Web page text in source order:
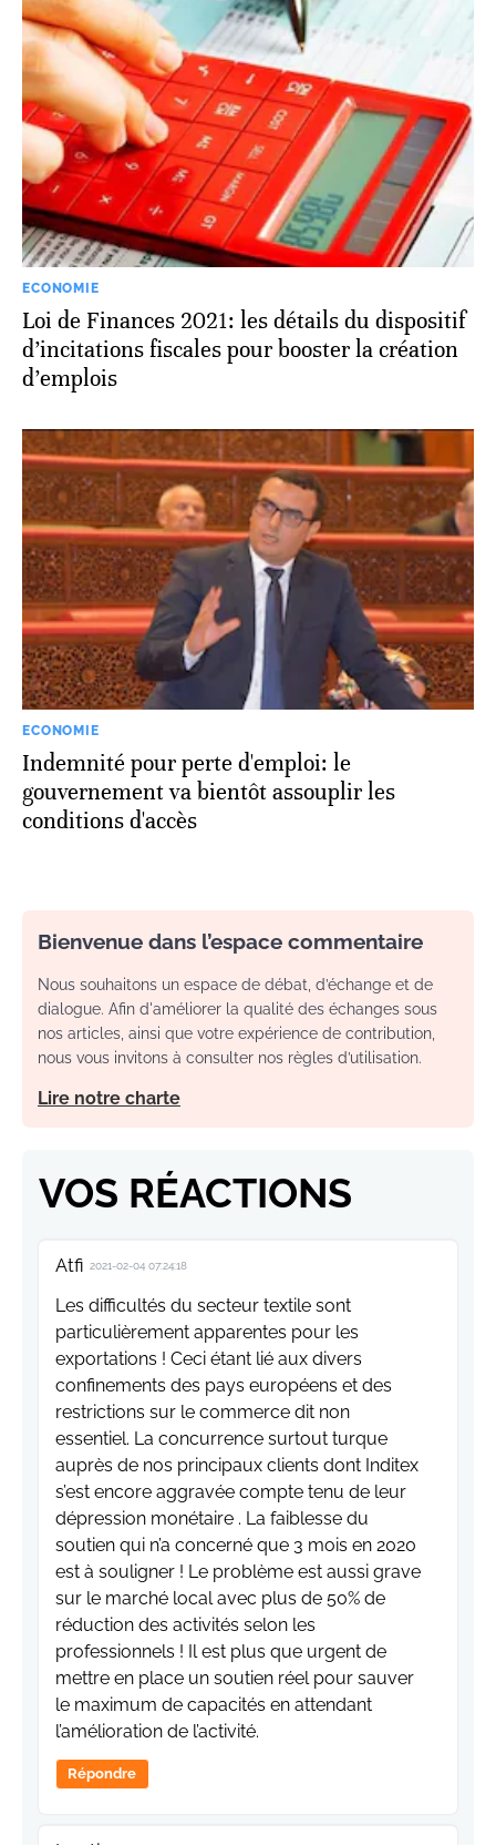
ECONOMIE
Loi de Finances 2021: les détails du dispositif
d’incitations fiscales pour booster la création
d’emplois
ECONOMIE
Indemnité pour perte d'emploi: le
gouvernement va bientôt assouplir les
conditions d'accès
Bienvenue dans l’espace commentaire
Nous souhaitons un espace de débat, d’échange et de
dialogue. Afin d'améliorer la qualité des échanges sous
nos articles, ainsi que votre expérience de contribution,
nous vous invitons à consulter nos règles d’utilisation.
Lire notre charte
VOS RÉACTIONS
Atfi 2021-02-04 07:24:18
Les difficultés du secteur textile sont
particulièrement apparentes pour les
exportations ! Ceci étant lié aux divers
confinements des pays européens et des
restrictions sur le commerce dit non
essentiel. La concurrence surtout turque
auprès de nos principaux clients dont Inditex
s’est encore aggravée compte tenu de leur
dépression monétaire . La faiblesse du
soutien qui n’a concerné que 3 mois en 2020
est à souligner ! Le problème est aussi grave
sur le marché local avec plus de 50% de
réduction des activités selon les
professionnels ! Il est plus que urgent de
mettre en place un soutien réel pour sauver
le maximum de capacités en attendant
l’amélioration de l’activité.
Répondre